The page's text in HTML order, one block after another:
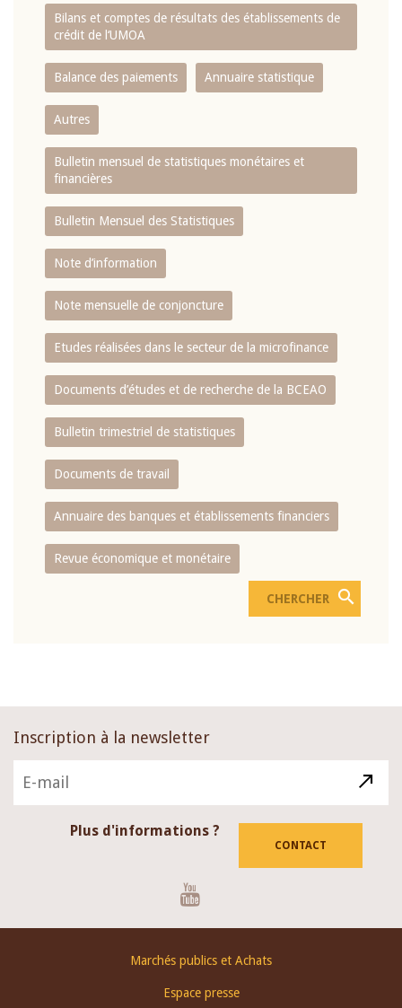
Bilans et comptes de résultats des établissements de
crédit de l‘UMOA
Balance des paiements Annuaire statistique
Autres
Bulletin mensuel de statistiques monétaires et
financières
Bulletin Mensuel des Statistiques
Note d’information
Note mensuelle de conjoncture
Etudes réalisées dans le secteur de la microfinance
Documents d’études et de recherche de la BCEAO
Bulletin trimestriel de statistiques
Documents de travail
Annuaire des banques et établissements financiers
Revue économique et monétaire
Inscription à la newsletter
Plus d'informations ?
CONTACT
Marchés publics et Achats
Espace presse